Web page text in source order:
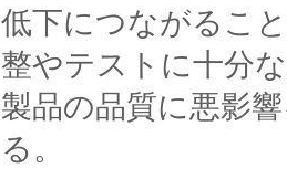
低下につながるこ
整やテストに十分
製品の品質に悪影
る。